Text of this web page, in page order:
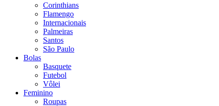
Corinthians
Flamengo
Internacionais
Palmeiras
Santos
São Paulo
Bolas
Basquete
Futebol
Vôlei
Feminino
Roupas